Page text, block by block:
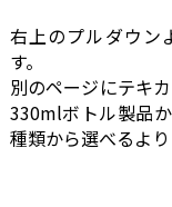
右上のプルダウン
す。
別のページにテキ
330mlボトル製品
種類から選べるよ